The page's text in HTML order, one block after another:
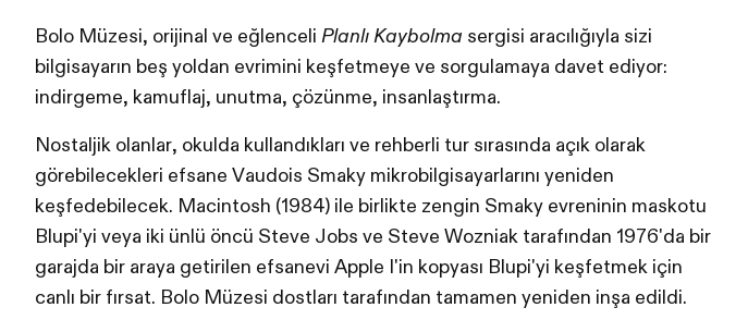
Bolo Müzesi, orijinal ve eğlenceli Planlı Kaybolma sergisi aracılığıyla sizi
bilgisayarın beş yoldan evrimini keşfetmeye ve sorgulamaya davet ediyor:
indirgeme, kamuflaj, unutma, çözünme, insanlaştırma.
Nostaljik olanlar, okulda kullandıkları ve rehberli tur sırasında açık olarak
görebilecekleri efsane Vaudois Smaky mikrobilgisayarlarını yeniden
keşfedebilecek. Macintosh (1984) ile birlikte zengin Smaky evreninin maskotu
Blupi'yi veya iki ünlü öncü Steve Jobs ve Steve Wozniak tarafından 1976'da bir
garajda bir araya getirilen efsanevi Apple I'in kopyası Blupi'yi keşfetmek için
canlı bir fırsat. Bolo Müzesi dostları tarafından tamamen yeniden inşa edildi.